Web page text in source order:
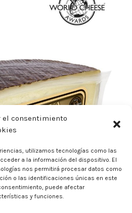
el consentimiento
utilizamos tecnologías como las
a la información del dispositivo. El
nos permitirá procesar datos como
o las identificaciones únicas en este
puede afectar
y funciones.